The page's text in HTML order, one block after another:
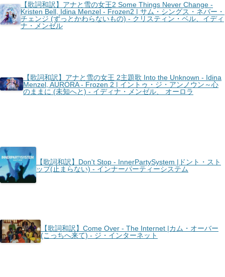
【歌詞和訳】アナと雪の女王2 Some Things Never Change -
Kristen Bell, Idina Menzel - Frozen2 | サム・シングス・ネバー・
チェンジ (ずっとかわらないもの) - クリスティン・ベル、イディ
ナ・メンゼル
【歌詞和訳】アナと雪の女王 2主題歌 Into the Unknown - Idina
Menzel, AURORA - Frozen 2 | イントゥ・ジ・アンノウン～心
のままに (未知へと) - イディナ・メンゼル、 オーロラ
【歌詞和訳】Don't Stop - InnerPartySystem |ドント・スト
ップ(止まらない) - インナーパーティーシステム
【歌詞和訳】Come Over - The Internet |カム・オーバー
(こっちへ来て) - ジ・インターネット